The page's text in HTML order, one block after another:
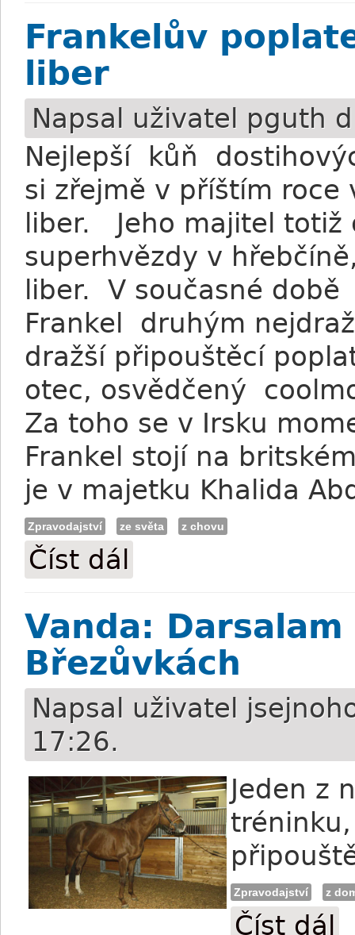
Frankelův
liber
Napsal uživatel pguth
Nejlepší kůň
si zřejmě v příštím roce
liber. Jeho majitel totiž
superhvězdy v
liber. V současné
Frankel druhým
dražší připouštěcí
otec, osvědčený
Za toho se v Irsku
Frankel stojí na
je v majetku Khalida
Zpravodajství ze světa z chovu
Číst dál
Vanda:
Březůvkách
Napsal uživatel
17:26.
Jeden z
Zpravodajství z
Číst dál